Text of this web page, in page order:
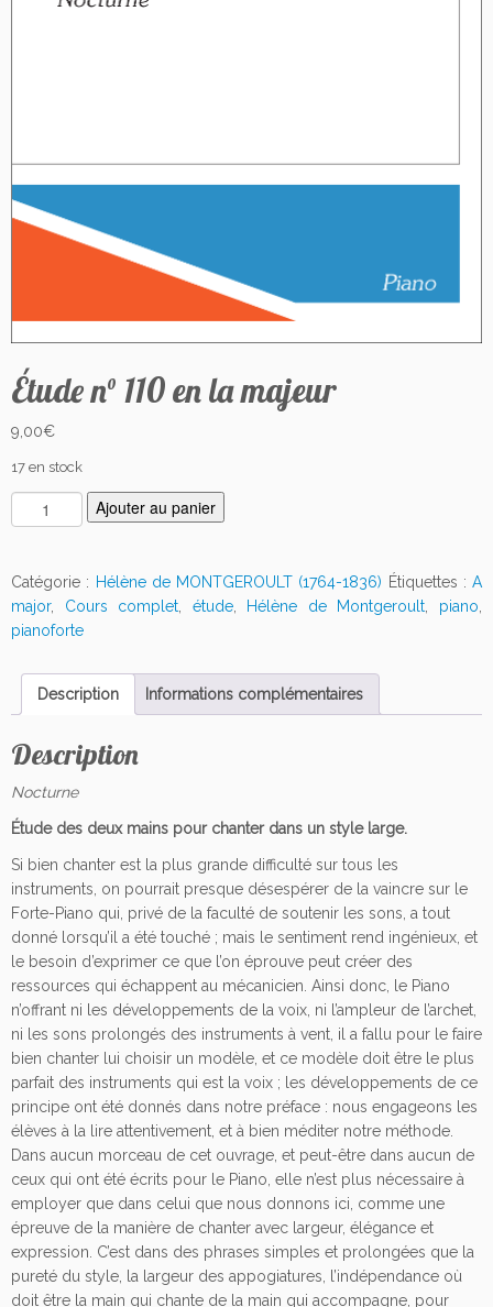
Étude n° 110 en la majeur
9,00€
17 en stock
u
n
t
i
e
É
u
d
n°
1
1
0
e
n
l
a
m
a
j
e
u
r
Ajouter au panier
Catégorie : Hélène de MONTGEROULT (1764-1836) Étiquettes : A
major, Cours complet, étude, Hélène de Montgeroult, piano,
pianoforte
Description Informations complémentaires
Description
Nocturne
Étude des deux mains pour chanter dans un style large.
Si bien chanter est la plus grande difficulté sur tous les
instruments, on pourrait presque désespérer de la vaincre sur le
Forte-Piano qui, privé de la faculté de soutenir les sons, a tout
donné lorsqu’il a été touché ; mais le sentiment rend ingénieux, et
le besoin d’exprimer ce que l’on éprouve peut créer des
ressources qui échappent au mécanicien. Ainsi donc, le Piano
n’offrant ni les développements de la voix, ni l’ampleur de l’archet,
ni les sons prolongés des instruments à vent, il a fallu pour le faire
bien chanter lui choisir un modèle, et ce modèle doit être le plus
parfait des instruments qui est la voix ; les développements de ce
principe ont été donnés dans notre préface : nous engageons les
élèves à la lire attentivement, et à bien méditer notre méthode.
Dans aucun morceau de cet ouvrage, et peut-être dans aucun de
ceux qui ont été écrits pour le Piano, elle n’est plus nécessaire à
employer que dans celui que nous donnons ici, comme une
épreuve de la manière de chanter avec largeur, élégance et
expression. C’est dans des phrases simples et prolongées que la
pureté du style, la largeur des appogiatures, l’indépendance où
doit être la main qui chante de la main qui accompagne, pour